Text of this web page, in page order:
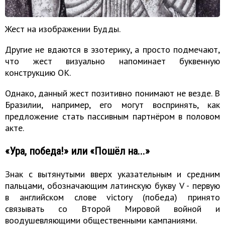
Жест на изображении Будды.
Другие не вдаются в эзотерику, а просто подмечают,
что жест визуально напоминает буквенную
конструкцию ОК.
Однако, данный жест позитивно понимают не везде. В
Бразилии, например, его могут воспринять, как
предложение стать пассивным партнёром в половом
акте.
«Ура, победа!» или «Пошёл на...»
Знак с вытянутыми вверх указательным и средним
пальцами, обозначающим латинскую букву V - первую
в английском слове victory (победа) принято
связывать со Второй Мировой войной и
воодушевляющими общественными кампаниями.